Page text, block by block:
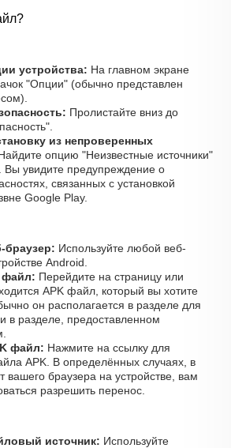
устройства: На главном экране
"Опции" (обычно представлен
Пролистайте вниз до
из непроверенных
опцию "Неизвестные источники"
Вы увидите предупреждение о
связанных с установкой
Google Play.
браузер: Используйте любой веб-
Android.
файл: Перейдите на страницу или
APK файл, который вы хотите
он располагается в разделе для
в разделе, предоставленном
файл: Нажмите на ссылку для
APK. В определённых случаях, в
вашего браузера на устройстве, вам
разрешить перенос.
источник: Используйте